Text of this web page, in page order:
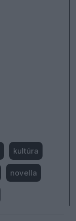
kultúra
novella